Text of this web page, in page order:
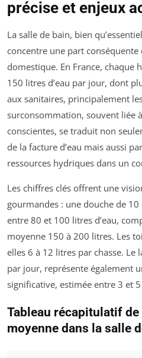
précise et enjeux
La salle de bain, bien
concentre une part conséquente
domestique. En France, chaque
150 litres d’eau par jour, dont
aux sanitaires, principalement
surconsommation, souvent liée
conscientes, se traduit non
de la facture d’eau mais aussi
ressources hydriques dans un
Les chiffres clés offrent une
gourmandes : une douche de
entre 80 et 100 litres d’eau,
moyenne 150 à 200 litres. Les
elles 6 à 12 litres par chasse.
par jour, représente également
significative, estimée entre 3 et
Tableau récapitulatif
moyenne dans la salle